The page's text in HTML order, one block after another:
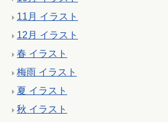
11月 イラスト
12月 イラスト
春 イラスト
梅雨 イラスト
夏 イラスト
秋 イラスト